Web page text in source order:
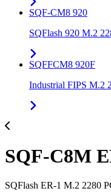
SQF-CM8 920
SQFlash 920 M.2
SQFFCM8 920F
Industrial FIPS M.2
SQF-C8M
SQFlash ER-1 M.2 2280